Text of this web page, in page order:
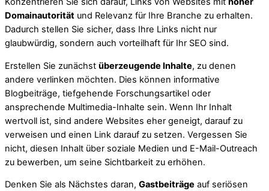
Domainautorität und Relevanz für Ihre Branche zu erhalten.
Dadurch stellen Sie sicher, dass Ihre Links nicht nur
glaubwürdig, sondern auch vorteilhaft für Ihr SEO sind.
Erstellen Sie zunächst überzeugende Inhalte, zu denen
andere verlinken möchten. Dies können informative
Blogbeiträge, tiefgehende Forschungsartikel oder
ansprechende Multimedia-Inhalte sein. Wenn Ihr Inhalt
wertvoll ist, sind andere Websites eher geneigt, darauf zu
verweisen und einen Link darauf zu setzen. Vergessen Sie
nicht, diesen Inhalt über soziale Medien und E-Mail-Outreach
zu bewerben, um seine Sichtbarkeit zu erhöhen.
Denken Sie als Nächstes daran, Gastbeiträge auf seriösen